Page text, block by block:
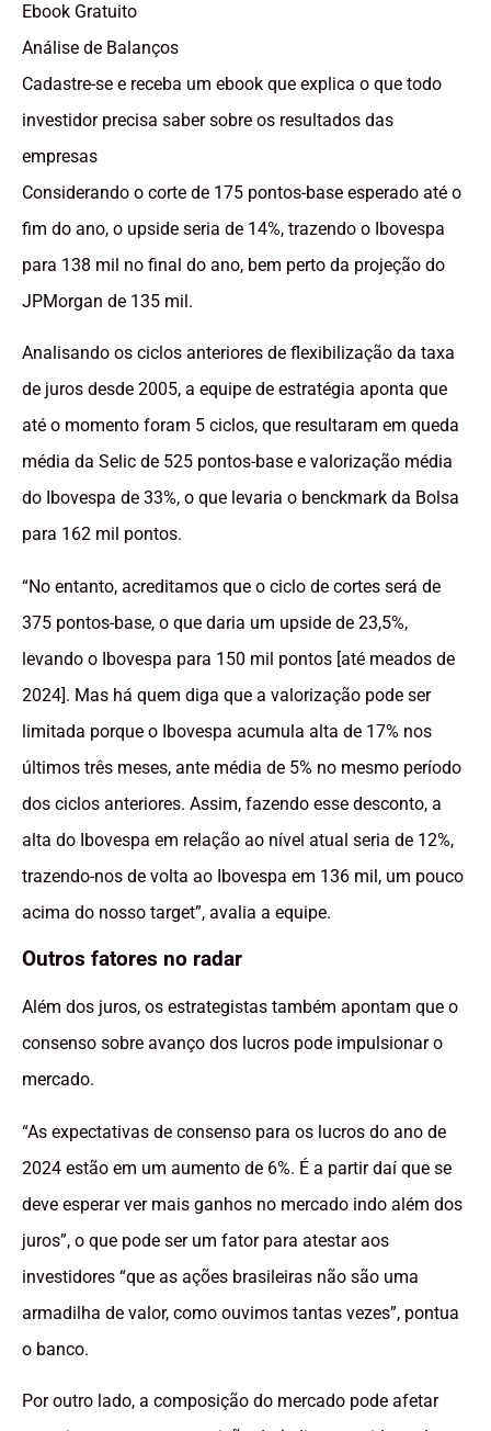
Ebook Gratuito
Análise de Balanços
Cadastre-se e receba um ebook que explica o que todo
investidor precisa saber sobre os resultados das
empresas
Considerando o corte de 175 pontos-base esperado até o
fim do ano, o upside seria de 14%, trazendo o Ibovespa
para 138 mil no final do ano, bem perto da projeção do
JPMorgan de 135 mil.
Analisando os ciclos anteriores de flexibilização da taxa
de juros desde 2005, a equipe de estratégia aponta que
até o momento foram 5 ciclos, que resultaram em queda
média da Selic de 525 pontos-base e valorização média
do Ibovespa de 33%, o que levaria o benckmark da Bolsa
para 162 mil pontos.
“No entanto, acreditamos que o ciclo de cortes será de
375 pontos-base, o que daria um upside de 23,5%,
levando o Ibovespa para 150 mil pontos [até meados de
2024]. Mas há quem diga que a valorização pode ser
limitada porque o Ibovespa acumula alta de 17% nos
últimos três meses, ante média de 5% no mesmo período
dos ciclos anteriores. Assim, fazendo esse desconto, a
alta do Ibovespa em relação ao nível atual seria de 12%,
trazendo-nos de volta ao Ibovespa em 136 mil, um pouco
acima do nosso target”, avalia a equipe.
Outros fatores no radar
Além dos juros, os estrategistas também apontam que o
consenso sobre avanço dos lucros pode impulsionar o
mercado.
“As expectativas de consenso para os lucros do ano de
2024 estão em um aumento de 6%. É a partir daí que se
deve esperar ver mais ganhos no mercado indo além dos
juros”, o que pode ser um fator para atestar aos
investidores “que as ações brasileiras não são uma
armadilha de valor, como ouvimos tantas vezes”, pontua
o banco.
Por outro lado, a composição do mercado pode afetar